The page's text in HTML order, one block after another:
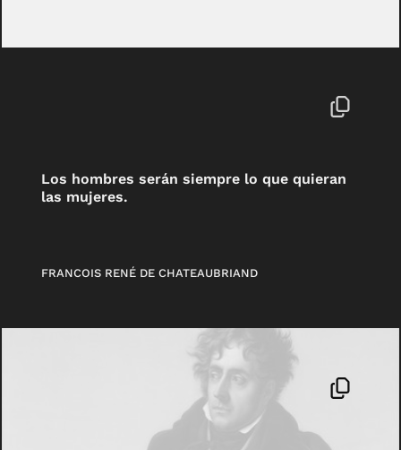
Los hombres serán siempre lo que quieran
las mujeres.
FRANCOIS RENÉ DE CHATEAUBRIAND